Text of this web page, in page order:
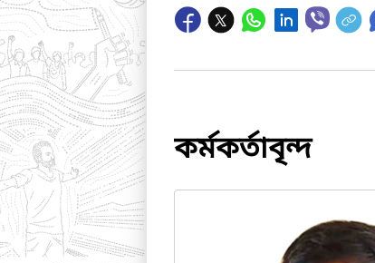
কর্মকর্তাবৃন্দ